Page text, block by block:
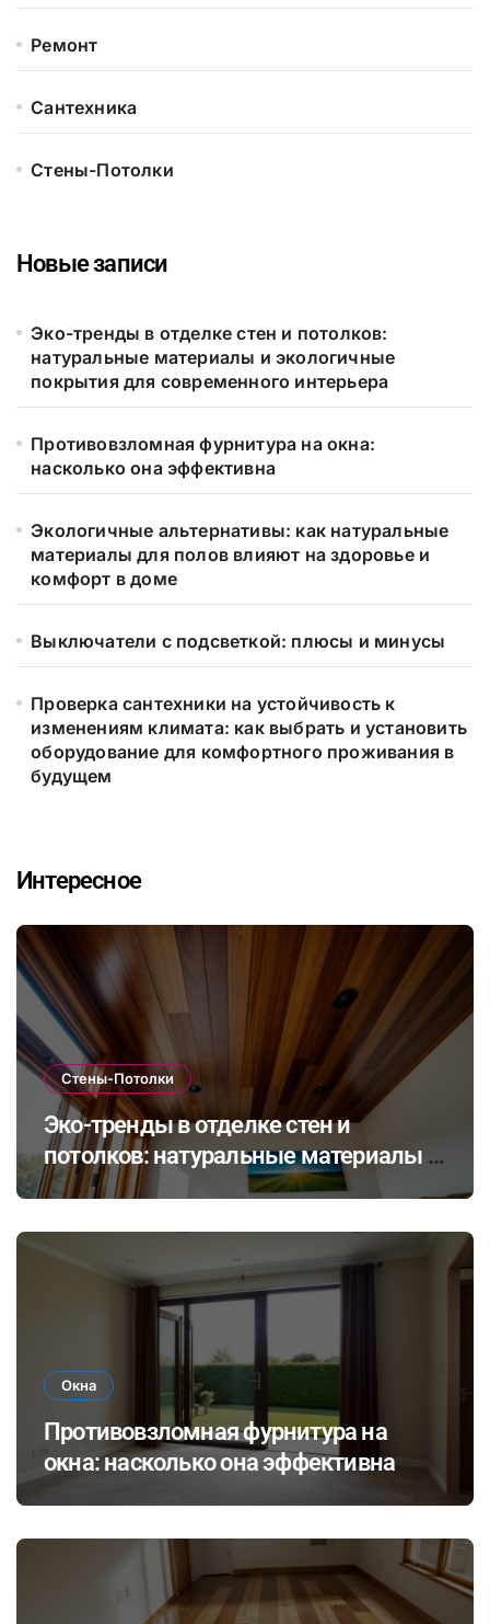
Ремонт
Сантехника
Стены-Потолки
Новые записи
Эко-тренды в отделке стен и потолков:
натуральные материалы и экологичные
покрытия для современного интерьера
Противовзломная фурнитура на окна:
насколько она эффективна
Экологичные альтернативы: как натуральные
материалы для полов влияют на здоровье и
комфорт в доме
Выключатели с подсветкой: плюсы и минусы
Проверка сантехники на устойчивость к
изменениям климата: как выбрать и установить
оборудование для комфортного проживания в
будущем
Интересное
Стены-Потолки
Эко-тренды в отделке стен и
потолков: натуральные материалы и
экологичные покрытия для
Окна
Противовзломная фурнитура на
окна: насколько она эффективна